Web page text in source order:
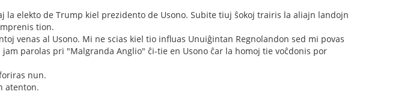
la elekto de Trump kiel prezidento de Usono. Subite tiuj ŝokoj trairis la aliajn landojn
tion.
venas al Usono. Mi ne scias kiel tio influas Unuiĝintan Regnolandon sed mi povas
parolas pri "Malgranda Anglio" ĉi-tie en Usono ĉar la homoj tie voĉdonis por
nun.
atenton.